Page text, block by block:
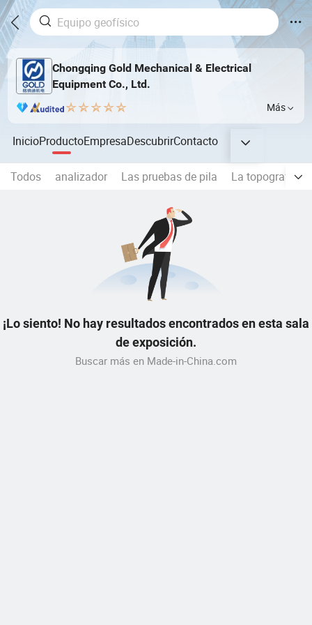
Chongqing Gold Mechanical & Electrical
Equipment Co., Ltd.
Más
InicioProductoEmpresaDescubrirContacto
Todos analizador Las pruebas de pila La topografía y
¡Lo siento! No hay resultados encontrados en esta sala
de exposición.
Buscar más en Made-in-China.com